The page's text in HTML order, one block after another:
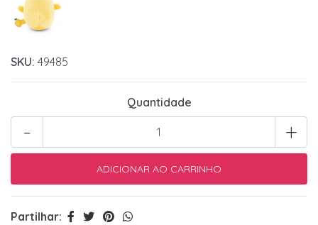
SKU: 49485
Quantidade
+
-
Partilhar: